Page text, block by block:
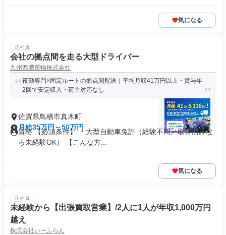
気になる
正社員
会社の拠点間を走る大型ドライバー
九州西濃運輸株式会社
夜勤専門×固定ルートの拠点間配送｜平均月収41万円以上・賞与年
2回で安定収入・荷主対応なし
佐賀県鳥栖市真木町
月給35万円～50万円
資格 【必須条件】 ・大型自動車免許（経験不問／取得済みな
ら未経験OK） 【こんな方...
気になる
正社員
未経験から【出張買取営業】/2人に1人が年収1,000万円
越え
株式会社いーふらん